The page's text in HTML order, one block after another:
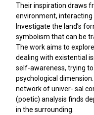
Their inspiration draws
environment, interacting
Investigate the land’s
symbolism that can be
The work aims to
dealing with existential
self-awareness, trying
psychological
network of univer- sal
(poetic) analysis finds
in the surrounding.